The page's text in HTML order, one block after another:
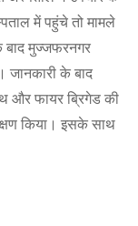
में पहुंचे तो मामले
मुज्जफरनगर
के बाद
और फायर ब्रिगेड की
किया। इसके साथ